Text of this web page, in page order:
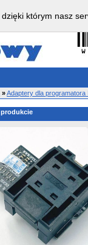
»Adaptery dla programatora
którym nasz